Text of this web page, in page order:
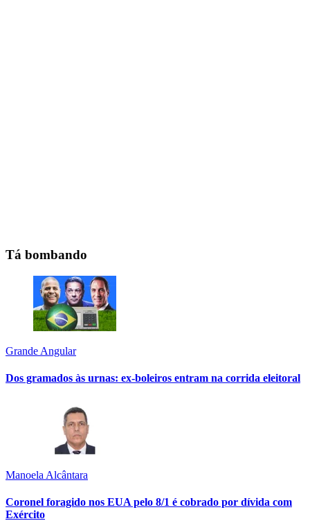
Tá bombando
Grande Angular
Dos gramados às urnas: ex-boleiros entram na corrida eleitoral
Manoela Alcântara
Coronel foragido nos EUA pelo 8/1 é cobrado por dívida com
Exército